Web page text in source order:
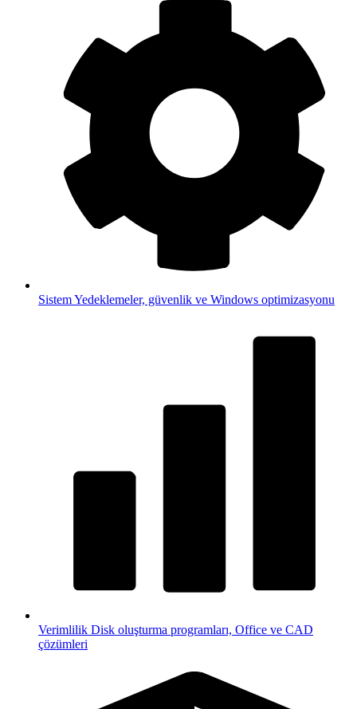
SistemYedeklemeler, güvenlik ve Windows optimizasyonu
Verimlilik Disk oluşturma programları, Office ve CAD
çözümleri